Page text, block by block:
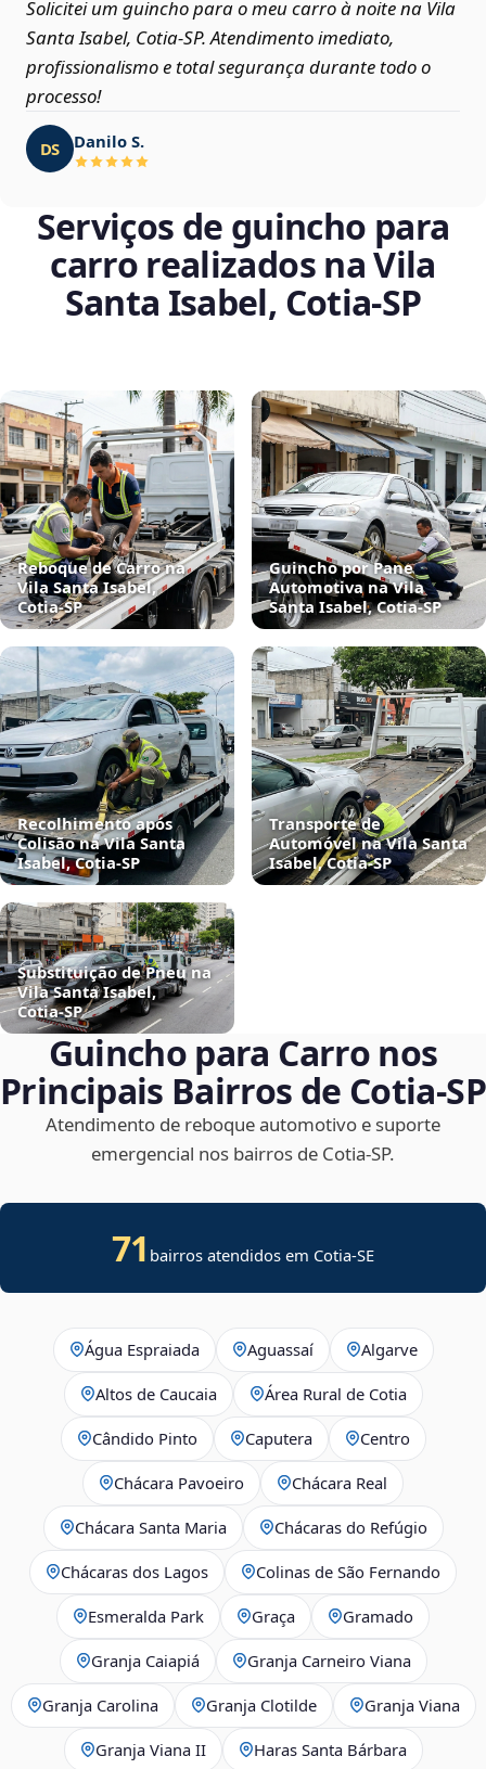
Solicitei um guincho para o meu carro à noite na Vila
Santa Isabel, Cotia‑SP. Atendimento imediato,
profissionalismo e total segurança durante todo o
processo!
DS Danilo S.
Serviços de guincho para
carro realizados na Vila
Santa Isabel, Cotia‑SP
Reboque de Carro na
Vila Santa Isabel,
Cotia‑SP
Guincho por Pane
Automotiva na Vila
Santa Isabel, Cotia‑SP
Recolhimento após
Colisão na Vila Santa
Isabel, Cotia‑SP
Transporte de
Automóvel na Vila Santa
Isabel, Cotia‑SP
Substituição de Pneu na
Vila Santa Isabel,
Cotia‑SP
Guincho para Carro nos
Principais Bairros de Cotia‑SP
Atendimento de reboque automotivo e suporte
emergencial nos bairros de Cotia‑SP.
71 bairros atendidos em Cotia-SE
Água Espraiada Aguassaí Algarve
Altos de Caucaia Área Rural de Cotia
Cândido Pinto Caputera Centro
Chácara Pavoeiro Chácara Real
Chácara Santa Maria Chácaras do Refúgio
Chácaras dos Lagos Colinas de São Fernando
Esmeralda Park Graça Gramado
Granja Caiapiá Granja Carneiro Viana
Granja Carolina Granja Clotilde Granja Viana
Granja Viana II Haras Santa Bárbara